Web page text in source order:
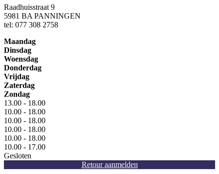
Raadhuisstraat 9
5981 BA PANNINGEN
tel: 077 308 2758
Maandag
Dinsdag
Woensdag
Donderdag
Vrijdag
Zaterdag
Zondag
13.00 - 18.00
10.00 - 18.00
10.00 - 18.00
10.00 - 18.00
10.00 - 18.00
10.00 - 17.00
Gesloten
Retour aanmelden